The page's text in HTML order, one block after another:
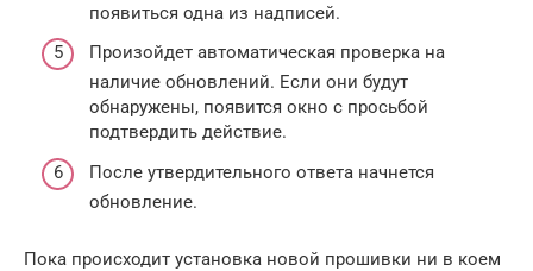
появиться одна из надписей.
Произойдет автоматическая проверка на
наличие обновлений. Если они будут
обнаружены, появится окно с просьбой
подтвердить действие.
После утвердительного ответа начнется
обновление.
Пока происходит установка новой прошивки ни в коем